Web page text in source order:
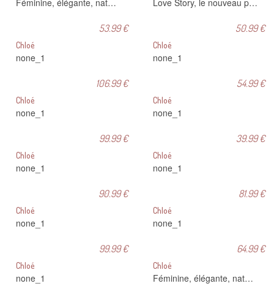
53.99 € 50.99 €
Chloé
none_1
106.99 €
Chloé
none_1
54.99 €
Chloé
none_1
99.99 €
Chloé
none_1
39.99 €
Chloé
none_1
90.99 €
Chloé
none_1
81.99 €
Chloé
none_1
99.99 €
Chloé
none_1
64.99 €
Chloé
none_1
Chloé
Féminine, élégante, naturelle, sexy, l'Eau de Parfum Chloé est composée d'une sélection de matières naturelles et raffinées. Le flacon, recouvert d'une pièce d'argent authentique est orné d'un délicat ruban noué à la main. Cet objet unique s'allie à un sublime parfum de rose pour révéler l'essence même de Chloé : élégance naturelle et féminité.